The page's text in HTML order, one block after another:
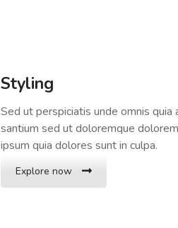
Styling
Sed ut perspiciatis unde omnis quia
santium sed ut doloremque dolorem
ipsum quia dolores sunt in culpa.
Explore now